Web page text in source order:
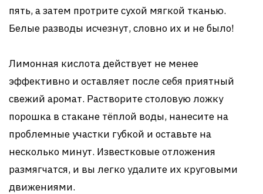
пять, а затем протрите сухой мягкой тканью.
Белые разводы исчезнут, словно их и не было!
Лимонная кислота действует не менее
эффективно и оставляет после себя приятный
свежий аромат. Растворите столовую ложку
порошка в стакане тёплой воды, нанесите на
проблемные участки губкой и оставьте на
несколько минут. Известковые отложения
размягчатся, и вы легко удалите их круговыми
движениями.